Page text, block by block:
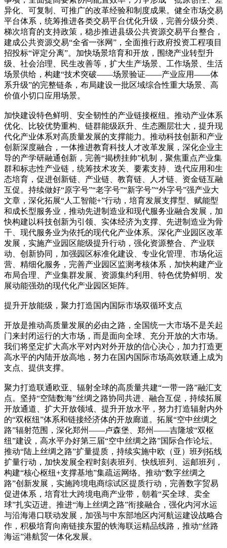
异化、可复制、可推广的改革经验和制度成果。健全市场交易
平台体系，统筹推进各类交易平台优化升级，完善分级分类、
梯次培育的支持政策，稳步推进县级公共资源交易平台整合，
建成公共资源交易“全省一张网”，全面推行政府投资工程项目
招投标“评定分离”。加快场景培育和开放，围绕产业转型升
级、社会治理、民生改善等，扩大生产场景、工作场景、生活
场景供给，构建“技术突破——场景验证——产业应用——体
系升级”的完整链条，布局建设一批区域综合性重大场景、高
价值小切口应用场景。
加快建设特色鲜明、安全韧性的产业链接枢纽。推动产业体系
优化、比较优势重构、链群能级跃升、生态圈层壮大，提升现
代化产业体系对高质量发展的支撑能力。推动科技创新和产业
创新深度融合，一体推进教育科技人才改革发展，深化企业主
导的产学研融通创新，完善“揭榜挂帅”机制，聚焦重点产业集
群和标志性产业链，统筹技术攻关、要素支持、迭代应用和生
态培育，促进创新链、产业链、教育链、人才链、资金链互融
互促。持续做好“原字号”“老字号”“新字号”“外字号”强产业大
文章，深化拓展“人工智能+”行动，培育发展支撑型、赋能型
和成长型服务业，推动先进制造业和现代服务业融合发展，加
快构建以科技创新为引领、实体经济为支撑、先进制造业为骨
干、现代服务业为依托的现代化产业体系。深化产业园区改革
发展，实施产业园区能级提升行动，强化资源整合、产业联
动、创新协同，加强园区标准化建设、专业化管理、市场化运
营、精细化服务，完善产业园区监测考核体系，加快构建产业
布局合理、产业集群发展、资源集约利用、特色优势鲜明、发
展动能强劲的现代化产业园区矩阵。
提升开放能级，聚力打造国内国际市场双循环支点
开放是推动高质量发展的必由之路，全国统一大市场不是关起
门来封闭运行的大市场，而是面向全球、充分开放的大市场。
我们将坚定扩大高水平对内对外开放的信心决心，加力打造更
高水平的内陆开放高地，努力在国内国际市场高效联通上成为
支点、提供支撑。
聚力打造联通欧亚、辐射全球的高质量共建“一带一路”融汇支
点。坚持“空陆数海”丝绸之路协同共进、融合互促，持续拓展
开放通道、扩大开放领域、提升开放水平，努力打造辐射内外
的“双枢纽”体系和链接经济体的开放廊道。拓展“空中丝绸之
路”辐射范围，深化郑州——卢森堡、郑州——吉隆坡“双枢
纽”建设，高水平办好第三届“空中丝绸之路”国际合作论坛。
推动“陆上丝绸之路”扩量提质，持续实施中欧（亚）班列拓线
扩量行动，加快发展全程时刻表班列、快线班列、运邮班列，
构建“核心枢纽+支撑基地”集疏运网络。推动“数字丝绸之
路”创新发展，实施跨境电商综试区提质行动，完善数字贸易
促进体系，培育壮大跨境电商产业带，朝着“买全球、卖全
球”扎实迈进。推进“海上丝绸之路”衔接融合，强化内河水运
与沿海港口联动发展，加强与中东部地区内河航运建设战略合
作，积极培育向南链接东盟的铁海联运精品线路，推动“丝路
海运”港航贸一体化发展。